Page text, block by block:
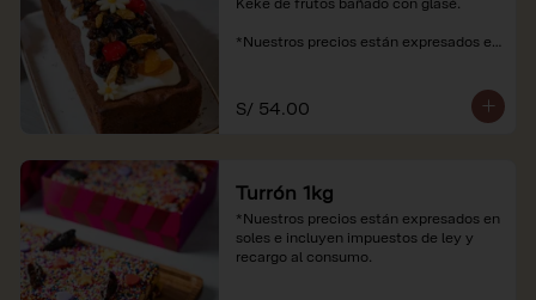
*Nuestros precios están expresados en
S/ 54.00
Turrón 1kg
*Nuestros precios están expresados en
soles e incluyen impuestos de ley y
recargo al consumo.